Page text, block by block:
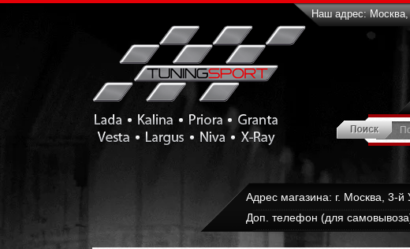
Наш адрес: Москва,
Адрес магазина: г. Москва, 3-
Доп. телефон (для